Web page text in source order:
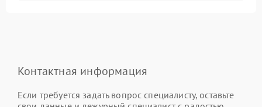
Контактная информация
Если требуется задать вопрос специалисту, оставьте